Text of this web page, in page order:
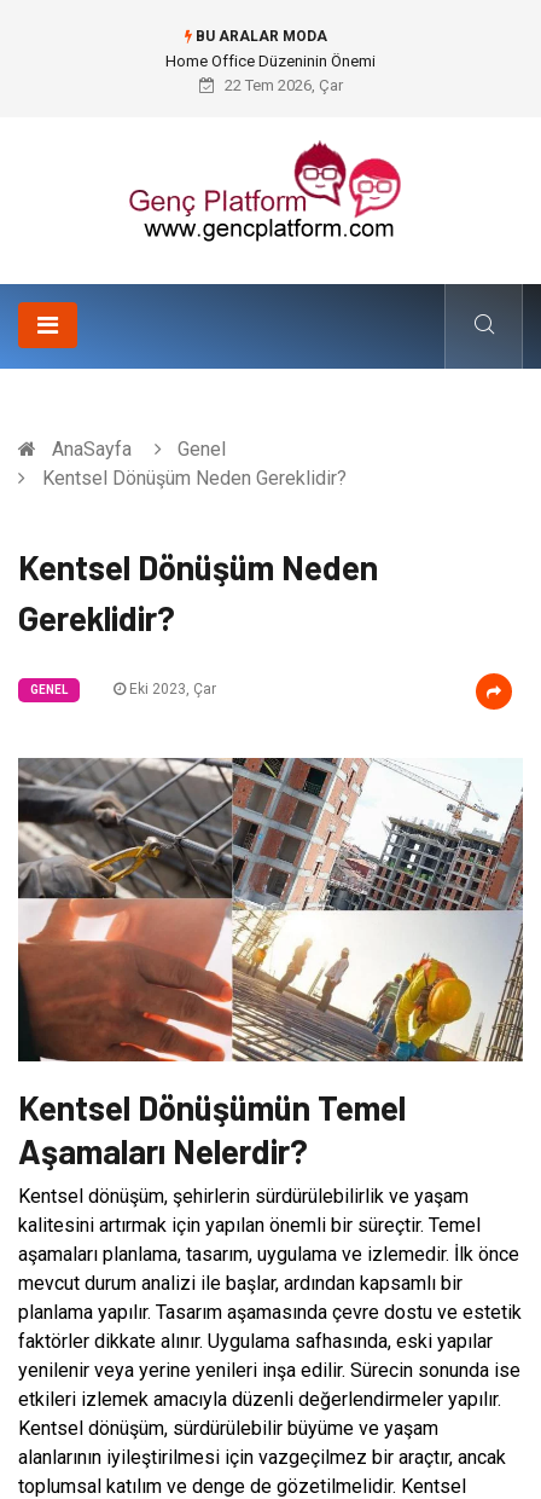
BU ARALAR MODA
Konteyner Nakliye Fiyatları ve Küresel Ticarette Bütçe Yönetimi
22 Tem 2026, Çar
AnaSayfa
Genel
Kentsel Dönüşüm Neden Gereklidir?
Kentsel Dönüşüm Neden
Gereklidir?
GENEL Eki 2023, Çar
Kentsel Dönüşümün Temel
Aşamaları Nelerdir?
Kentsel dönüşüm, şehirlerin sürdürülebilirlik ve yaşam
kalitesini artırmak için yapılan önemli bir süreçtir. Temel
aşamaları planlama, tasarım, uygulama ve izlemedir. İlk önce
mevcut durum analizi ile başlar, ardından kapsamlı bir
planlama yapılır. Tasarım aşamasında çevre dostu ve estetik
faktörler dikkate alınır. Uygulama safhasında, eski yapılar
yenilenir veya yerine yenileri inşa edilir. Sürecin sonunda ise
etkileri izlemek amacıyla düzenli değerlendirmeler yapılır.
Kentsel dönüşüm, sürdürülebilir büyüme ve yaşam
alanlarının iyileştirilmesi için vazgeçilmez bir araçtır, ancak
toplumsal katılım ve denge de gözetilmelidir. Kentsel